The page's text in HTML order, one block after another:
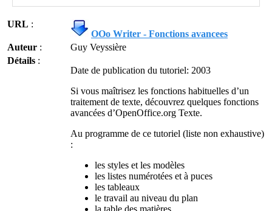
URL :
OOo Writer - Fonctions avancees
Auteur :
Guy Veyssière
Détails :
Date de publication du tutoriel: 2003
Si vous maîtrisez les fonctions habituelles d’un
traitement de texte, découvrez quelques fonctions
avancées d’OpenOffice.org Texte.
Au programme de ce tutoriel (liste non exhaustive)
:
les styles et les modèles
les listes numérotées et à puces
les tableaux
le travail au niveau du plan
la table des matières